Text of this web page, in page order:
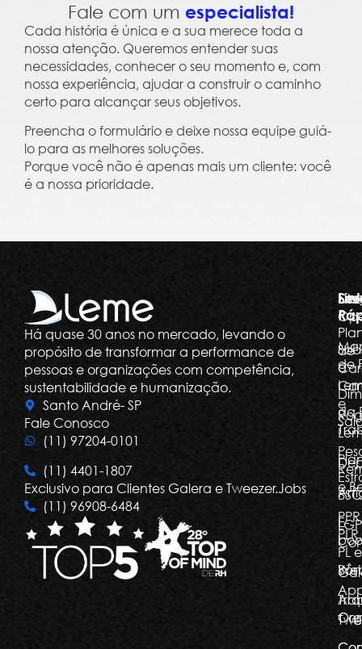
Fale com um especialista!
Cada história é única e a sua merece toda a
nossa atenção. Queremos entender suas
necessidades, conhecer o seu momento e, com
nossa experiência, ajudar a construir o caminho
certo para alcançar seus objetivos.
Preencha o formulário e deixe nossa equipe guiá-
lo para as melhores soluções.
Porque você não é apenas mais um cliente: você
é a nossa prioridade.
Há quase 30 anos no mercado, levando o
propósito de transformar a performance de
pessoas e organizações com competência,
sustentabilidade e humanização.
Santo André- SP
Fale Conosco
(11) 97204-0101
(11) 4401-1807
Exclusivo para Clientes Galera e Tweezer.Jobs
(11) 96908-6484
de
e
e
PLR,
PL e
de
da
a
E-